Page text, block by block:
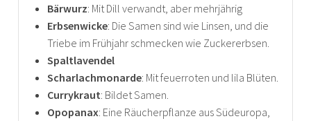
Bärwurz: Mit Dill verwandt, aber mehrjährig
Erbsenwicke: Die Samen sind wie Linsen, und die
Triebe im Frühjahr schmecken wie Zuckererbsen.
Spaltlavendel
Scharlachmonarde: Mit feuerroten und lila Blüten.
Currykraut: Bildet Samen.
Opopanax: Eine Räucherpflanze aus Südeuropa,